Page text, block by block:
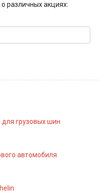
различных акциях:
для грузовых шин
автомобиля